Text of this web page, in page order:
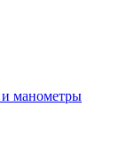
манометры